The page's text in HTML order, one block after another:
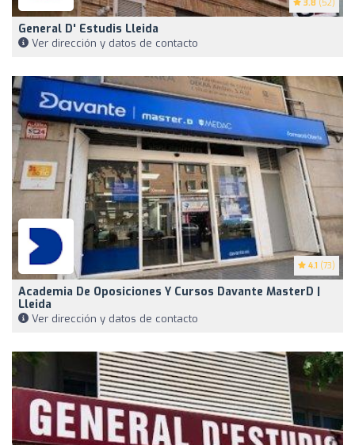
3.8 (52)
General D' Estudis Lleida
Ver dirección y datos de contacto
4.1 (73)
Academia De Oposiciones Y Cursos Davante MasterD |
Lleida
Ver dirección y datos de contacto